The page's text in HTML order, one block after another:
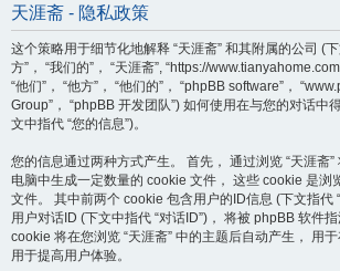
天涯斋 - 隐私政策
这个策略用于细节化地解释 “天涯斋” 和其附属的公司 (下
方”， “我们的”， “天涯斋”, “https://
“他们”， “他方”， “他们的”， “phpBB software”，
Group”， “phpBB 开发团队”) 如何使用在与您的对话中
文中指代 “您的信息”)。
您的信息通过两种方式产生。 首先， 通过浏览 “天涯斋
电脑中生成一定数量的 cookie 文件， 这些 cookie 是浏
文件。 其中前两个 cookie 包含用户的ID信息 (下文指代
用户对话ID (下文中指代 “对话ID”)， 将被 phpBB 软件
cookie 将在您浏览 “天涯斋” 中的主题后自动产生， 用
用于提高用户体验。